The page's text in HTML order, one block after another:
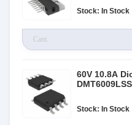
Stock: In Stock
60V 10.8A
Stock: In Stock